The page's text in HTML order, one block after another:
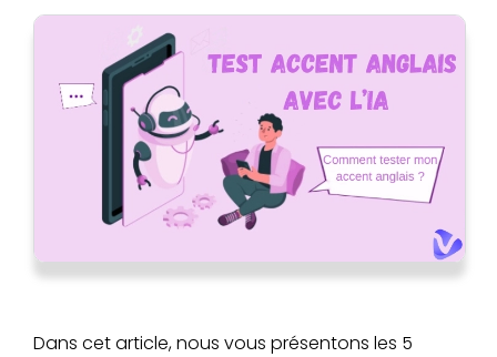
Dans cet article, nous vous présentons les 5